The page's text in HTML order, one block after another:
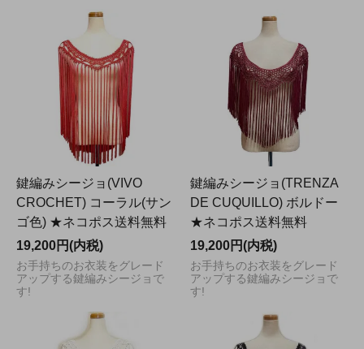
鍵編みシージョ(VIVO
CROCHET) コーラル(サン
ゴ色) ★ネコポス送料無料
19,200円(内税)
お手持ちのお衣装をグレード
アップする鍵編みシージョで
す!
鍵編みシージョ(TRENZA
DE CUQUILLO) ボルドー
★ネコポス送料無料
19,200円(内税)
お手持ちのお衣装をグレード
アップする鍵編みシージョで
す!